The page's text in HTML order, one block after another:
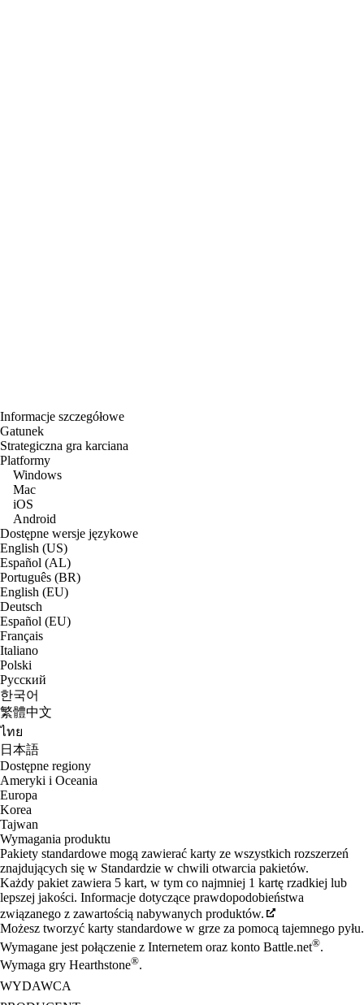
Informacje szczegółowe
Gatunek
Strategiczna gra karciana
Platformy
Windows
Mac
iOS
Android
Dostępne wersje językowe
English (US)
Español (AL)
Português (BR)
English (EU)
Deutsch
Español (EU)
Français
Italiano
Polski
Русский
한국어
繁體中文
ไทย
日本語
Dostępne regiony
Ameryki i Oceania
Europa
Korea
Tajwan
Wymagania produktu
Pakiety standardowe mogą zawierać karty ze wszystkich rozszerzeń
znajdujących się w Standardzie w chwili otwarcia pakietów.
Każdy pakiet zawiera 5 kart, w tym co najmniej 1 kartę rzadkiej lub
lepszej jakości. Informacje dotyczące prawdopodobieństwa
związanego z zawartością nabywanych produktów.
Możesz tworzyć karty standardowe w grze za pomocą tajemnego pyłu.
Wymagane jest połączenie z Internetem oraz konto Battle.net®.
Wymaga gry Hearthstone®.
WYDAWCA